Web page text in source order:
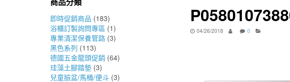
鍵
即時促銷商品 (183)
浴櫃訂製詢問專區 (1)
專業清潔保養管路 (3)
黑色系列 (113)
德國五金龍頭促銷 (64)
珪藻土腳踏墊 (3)
兒童臉盆/馬桶/便斗 (3)
04/26/2018 0